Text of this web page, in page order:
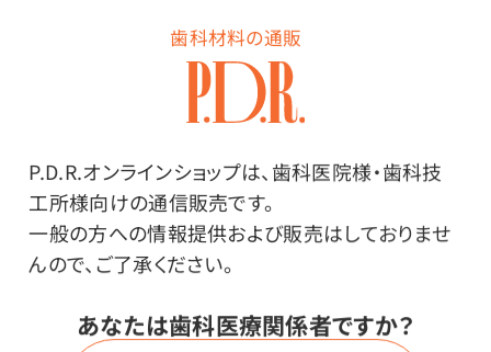
歯科材料の通販
P.D.R.オンラインショップは、歯科医院様・歯科技
工所様向けの通信販売です。
一般の方への情報提供および販売はしておりませ
んので、ご了承ください。
あなたは歯科医療関係者ですか？
商品番号：
在庫：×
内容量：